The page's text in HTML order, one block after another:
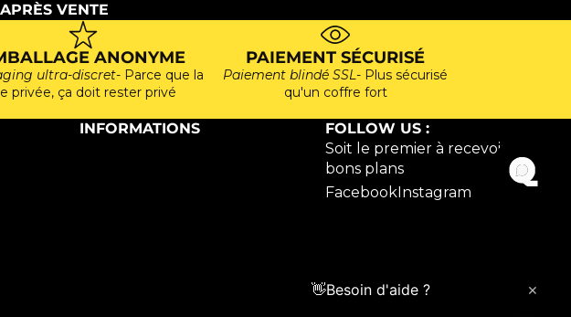
VENTE
ANONYME
ultra-discret- Parce que la
privée, ça doit rester privé
PAIEMENT SÉCURISÉ
Paiement blindé SSL- Plus sécurisé
qu'un coffre fort
INFORMATIONS
FOLLOW US :
Soit le premier à recevoir nos
bons plans
FacebookInstagram
👋Besoin d'aide ? ×